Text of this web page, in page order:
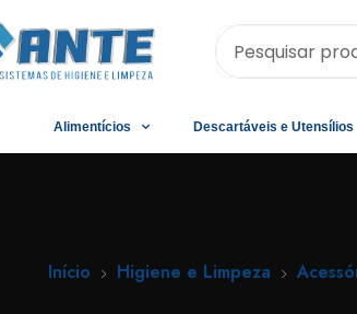
Alimentícios Descartáveis e Utensílios
Início Higiene e Limpeza